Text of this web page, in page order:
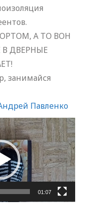
А ТО ВОН
ДВЕРНЫЕ
занимайся
Павленко
01:07